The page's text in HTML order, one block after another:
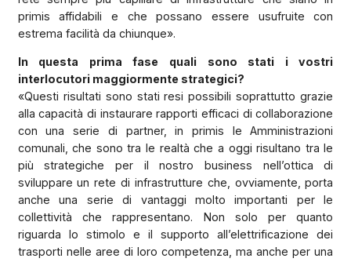
primis affidabili e che possano essere usufruite con
estrema facilità da chiunque».
In questa prima fase quali sono stati i vostri
interlocutori maggiormente strategici?
«Questi risultati sono stati resi possibili soprattutto grazie
alla capacità di instaurare rapporti efficaci di collaborazione
con una serie di partner, in primis le Amministrazioni
comunali, che sono tra le realtà che a oggi risultano tra le
più strategiche per il nostro business nell’ottica di
sviluppare un rete di infrastrutture che, ovviamente, porta
anche una serie di vantaggi molto importanti per le
collettività che rappresentano. Non solo per quanto
riguarda lo stimolo e il supporto all’elettrificazione dei
trasporti nelle aree di loro competenza, ma anche per una